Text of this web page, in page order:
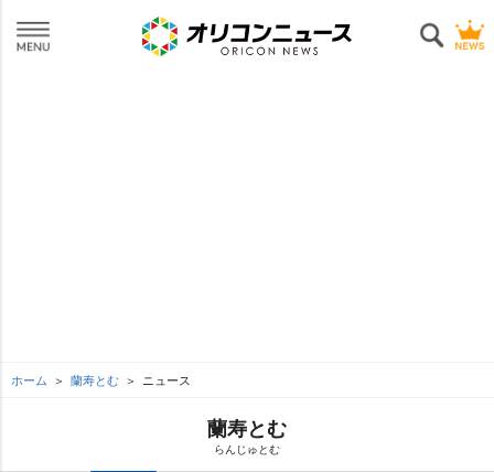
ホーム 蘭寿とむ ニュース
蘭寿とむ
らんじゅとむ